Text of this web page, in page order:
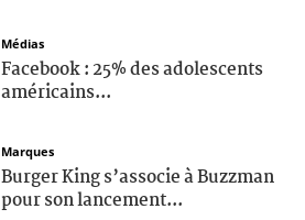
Médias
Facebook : 25% des adolescents
américains...
Marques
Burger King s’associe à Buzzman
pour son lancement...